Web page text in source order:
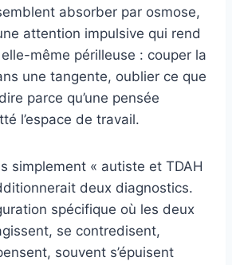
absorber par osmose,
attention impulsive qui rend
même périlleuse : couper la
une tangente, oublier ce que
parce qu’une pensée
l’espace de travail.
simplement « autiste et TDAH
deux diagnostics.
spécifique où les deux
se contredisent,
souvent s’épuisent